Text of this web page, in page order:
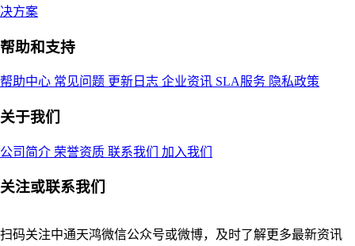
决方案
帮助和支持
帮助中心 常见问题 更新日志 企业资讯 SLA服务 隐私政策
关于我们
公司简介 荣誉资质 联系我们 加入我们
关注或联系我们
扫码关注中通天鸿微信公众号或微博，及时了解更多最新资讯